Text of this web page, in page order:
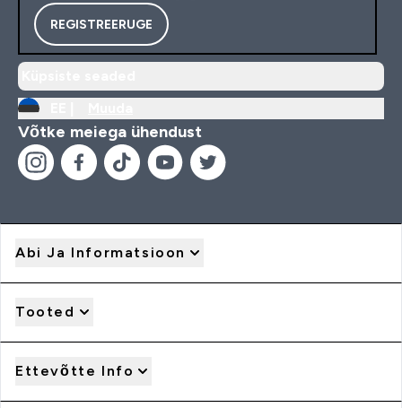
REGISTREERUGE
Võtke meiega ühendust
Abi Ja Informatsioon
Tooted
Ettevõtte Info